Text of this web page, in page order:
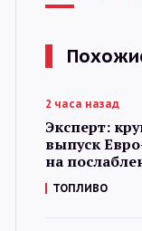
2 часа назад
Эксперт:
выпуск
на
ТОПЛИВО